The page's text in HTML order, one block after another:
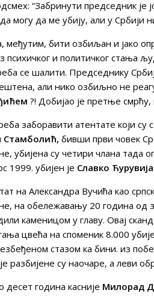
“Забринути председник је
могу да ме убију, али у Србији
међутим, бити озбиљан и јако
психичког и политичког стања
се шалити. Председнику
али нико озбиљно не
?! Добијао је претње смрћу,
заборавити атентате који
Стамболић, бивши први човек
убијена су четири члана тада
1999. убијен је Славко Ћурувија
на Александра Вучића као
на обележавању 20 година од
каменицом у главу. Овај
цвећа на споменик 8.000
стазом ка бини. из
разбијене су наочаре, а леви
десет година касније Милорад